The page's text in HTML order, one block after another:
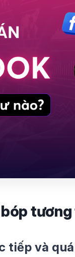
bóp
tiếp và